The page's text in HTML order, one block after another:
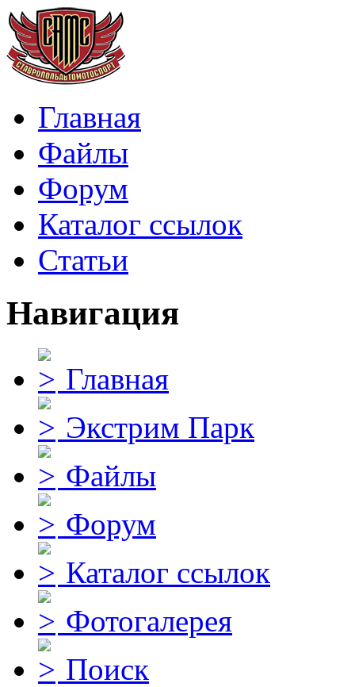
Главная
Файлы
Форум
Каталог ссылок
Статьи
Навигация
Главная
Экстрим Парк
Файлы
Форум
Каталог ссылок
Фотогалерея
Поиск